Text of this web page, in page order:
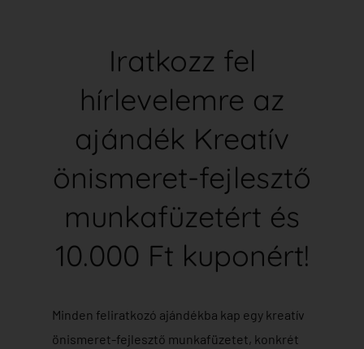
Iratkozz fel
hírlevelemre az
ajándék Kreatív
önismeret-fejlesztő
munkafüzetért és
10.000 Ft kuponért!
Minden feliratkozó ajándékba kap egy kreatív
önismeret-fejlesztő munkafüzetet, konkrét